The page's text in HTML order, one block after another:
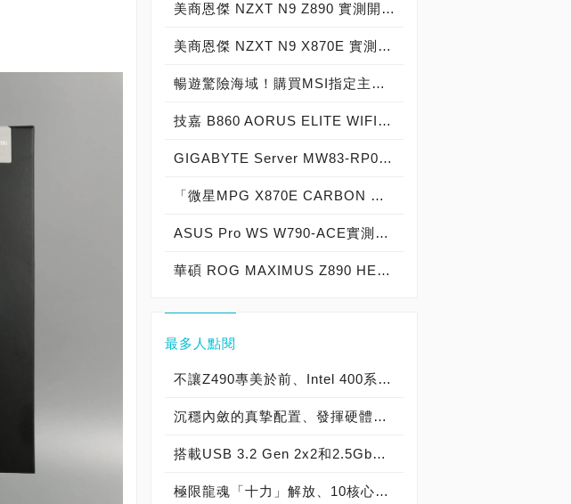
美商恩傑 NZXT N9 Z890 實測開箱，「為玩家而生」20＋1＋1共 22 相供電「TDP：400W超頻」 Intel 高階「DDR5-8800＋」精品級海景房主機板！
美商恩傑 NZXT N9 X870E 實測開箱，史上最「高顏值」20＋2＋1共 23 相供電 AMD 高階「DDR5-8200＋」精品級海景房主機板！
暢遊驚險海域！購買MSI指定主板，免費獲取《人中之龍 8 外傳：Pirates in Hawaii》！
技嘉 B860 AORUS ELITE WIFI7 ICE 冰魄白 實測開箱，史上「最靚白」14＋1＋2相供電 Intel 中階「DDR5-9066＋」精品級海景房主機板！
GIGABYTE Server MW83-RP0實測開箱，史上最強「8＋3＋1＋1共13相供電」實戰Intel Xeon w9-3495x為終極效能而生「AI加速 四組PCIe 5.0 x16雙插槽顯示卡擴充」HEDT工作站主機板！
「微星MPG X870E CARBON WIFI主機板」強勢來襲，採用「18＋2＋1相供電，王者堆料，帥氣外表，強大實力」獲原價屋店長肯定推薦「獨家強化記憶體 4-DIMM DDR5-7200、對應DDR5-6000 CL26、CL28與DDR5-6400 CL28、CL30超低延遲、4組PCIe Gen 4/5 SSD M.2插槽，專為高階玩家而生」晉升強者價格：13,990元！
ASUS Pro WS W790-ACE實測開箱，史上最強「12＋1＋1共14相供電」Intel Xeon w9-3495X處理器最佳拍檔「AI加速 三組PCIe 5.0 x16雙插槽顯示卡擴充」HEDT工作站主機板！
華碩 ROG MAXIMUS Z890 HERO實測開箱，史上最強「為玩家而生」22＋1＋2＋2共27相供電「PC DIY最佳化」海景房英雄主機板！
最多人點閱
不讓Z490專美於前、Intel 400系列入門選項，BIOSTAR RACING B460GTQ主機板開箱
沉穩內斂的真摯配置、發揮硬體效能的最佳助手，MSI MPG Z590 GAMING PLUS開箱
搭載USB 3.2 Gen 2x2和2.5GbE LAN、入門玩家最佳選擇，MSI MAG Z490 TOMAHAWK主機板開箱
極限龍魂「十力」解放、10核心沒在怕！MSI Z490 ACE主機板開箱評測